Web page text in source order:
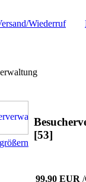
Wiederruf
[53]
99,90 EUR